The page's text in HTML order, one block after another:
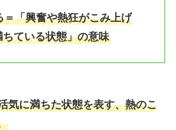
＝「興奮や熱狂がこみ上げ
ている状態」の意味
気に満ちた状態を表す、熱のこ